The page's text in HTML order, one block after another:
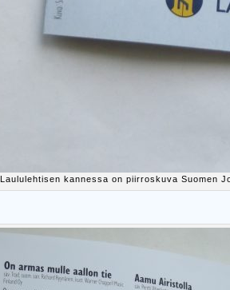
Laululehtisen kannessa on piirroskuva Suomen